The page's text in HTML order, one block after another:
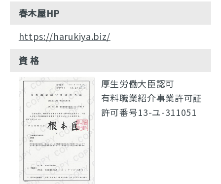
春木屋HP
https://harukiya.biz/
資 格
厚生労働大臣認可
有料職業紹介事業許可証
許可番号13-ユ-311051